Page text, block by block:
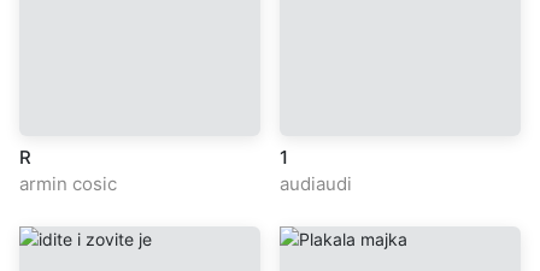
R
armin cosic
1
audiaudi